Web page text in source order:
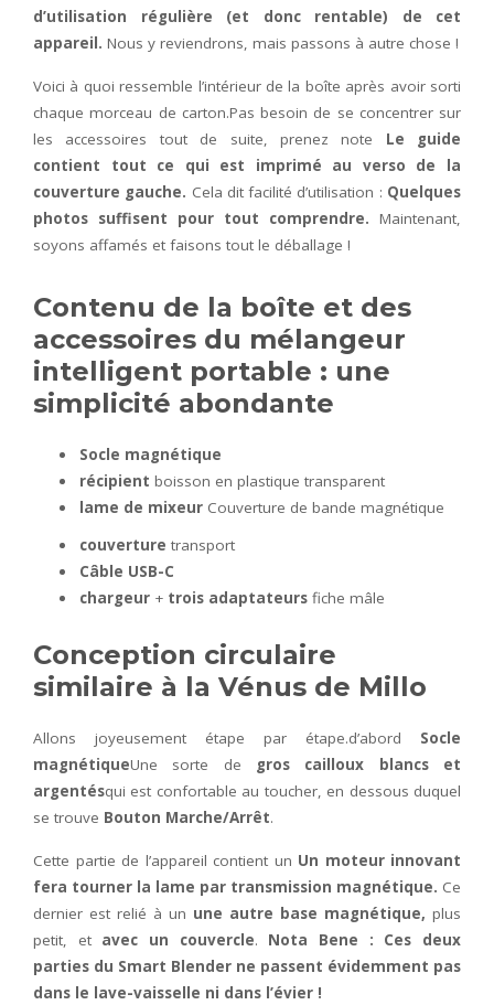
d’utilisation régulière (et donc rentable) de cet
appareil. Nous y reviendrons, mais passons à autre chose !
Voici à quoi ressemble l’intérieur de la boîte après avoir sorti
chaque morceau de carton.Pas besoin de se concentrer sur
les accessoires tout de suite, prenez note Le guide
contient tout ce qui est imprimé au verso de la
couverture gauche. Cela dit facilité d’utilisation : Quelques
photos suffisent pour tout comprendre. Maintenant,
soyons affamés et faisons tout le déballage !
Contenu de la boîte et des
accessoires du mélangeur
intelligent portable : une
simplicité abondante
Socle magnétique
récipient boisson en plastique transparent
lame de mixeur Couverture de bande magnétique
couverture transport
Câble USB-C
chargeur + trois adaptateurs fiche mâle
Conception circulaire
similaire à la Vénus de Millo
Allons joyeusement étape par étape.d’abord Socle
magnétiqueUne sorte de gros cailloux blancs et
argentésqui est confortable au toucher, en dessous duquel
se trouve Bouton Marche/Arrêt.
Cette partie de l’appareil contient un Un moteur innovant
fera tourner la lame par transmission magnétique. Ce
dernier est relié à un une autre base magnétique, plus
petit, et avec un couvercle. Nota Bene : Ces deux
parties du Smart Blender ne passent évidemment pas
dans le lave-vaisselle ni dans l’évier !